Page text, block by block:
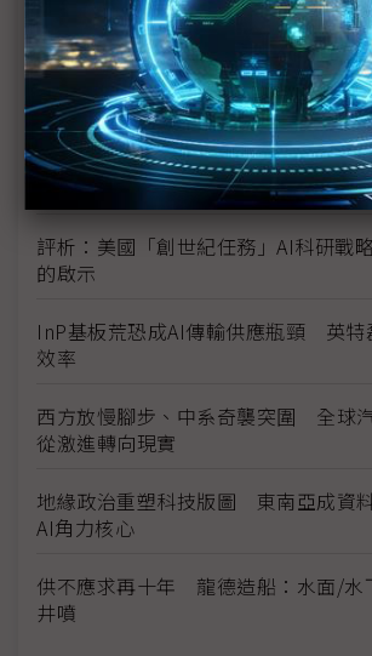
電動車放緩影響
東南亞各國與美貿易協議持續推進
產、轉口問題
陳立武與川普關鍵40分鐘會談 將政
爾資金
評析：美國「創世紀任務」AI科研戰
的啟示
InP基板荒恐成AI傳輸供應瓶頸 英特
效率
西方放慢腳步、中系奇襲突圍 全球
從激進轉向現實
地緣政治重塑科技版圖 東南亞成資
AI角力核心
供不應求再十年 龍德造船：水面/水
井噴